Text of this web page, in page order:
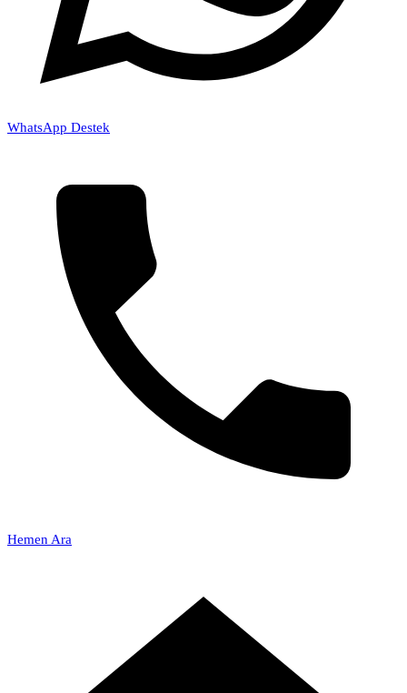
WhatsApp Destek
Hemen Ara